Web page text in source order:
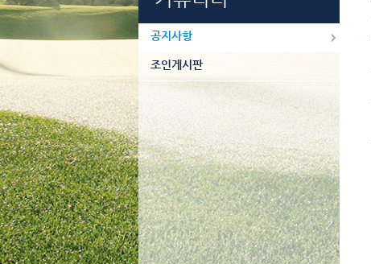
공지사항
조인게시판